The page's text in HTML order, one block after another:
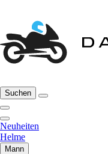
Suchen
Neuheiten
Helme
Mann